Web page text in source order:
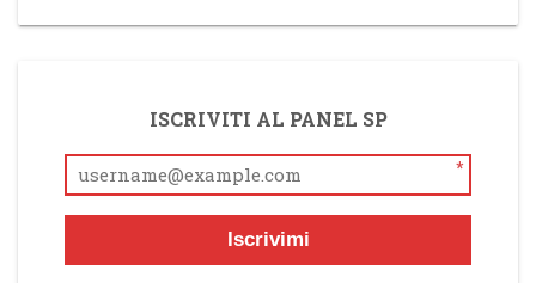
ISCRIVITI AL PANEL SP
*
Iscrivimi